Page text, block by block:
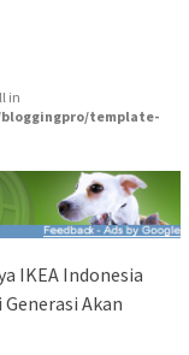
in
template-
IKEA Indonesia
Akan